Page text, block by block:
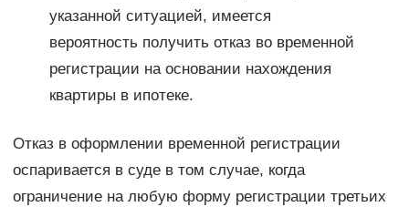
указанной ситуацией, имеется
вероятность получить отказ во временной
регистрации на основании нахождения
квартиры в ипотеке.
Отказ в оформлении временной регистрации
оспаривается в суде в том случае, когда
ограничение на любую форму регистрации третьих